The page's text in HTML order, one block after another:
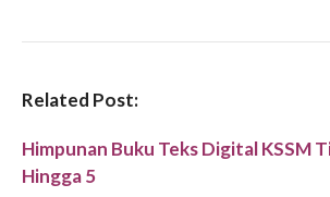
Related Post:
Himpunan Buku Teks Digital KSSM
Hingga 5